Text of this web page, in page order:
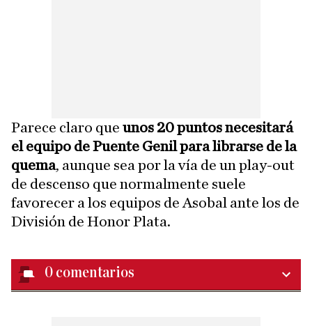
Parece claro que unos 20 puntos necesitará
el equipo de Puente Genil para librarse de la
quema, aunque sea por la vía de un play-out
de descenso que normalmente suele
favorecer a los equipos de Asobal ante los de
División de Honor Plata.
0 comentarios